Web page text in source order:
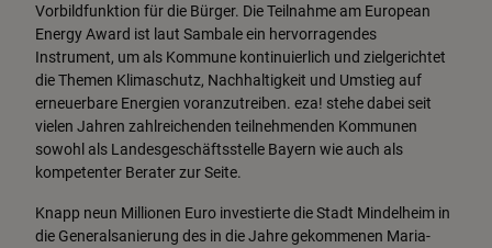
Vorbildfunktion für die Bürger. Die Teilnahme am European
Energy Award ist laut Sambale ein hervorragendes
Instrument, um als Kommune kontinuierlich und zielgerichtet
die Themen Klimaschutz, Nachhaltigkeit und Umstieg auf
erneuerbare Energien voranzutreiben. eza! stehe dabei seit
vielen Jahren zahlreichenden teilnehmenden Kommunen
sowohl als Landesgeschäftsstelle Bayern wie auch als
kompetenter Berater zur Seite.
Knapp neun Millionen Euro investierte die Stadt Mindelheim in
die Generalsanierung des in die Jahre gekommenen Maria-